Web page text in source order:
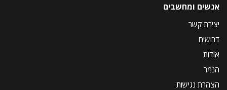
אנשים ומחשבים
יצירת קשר
דרושים
אודות
הנמר
הצהרת נגישות